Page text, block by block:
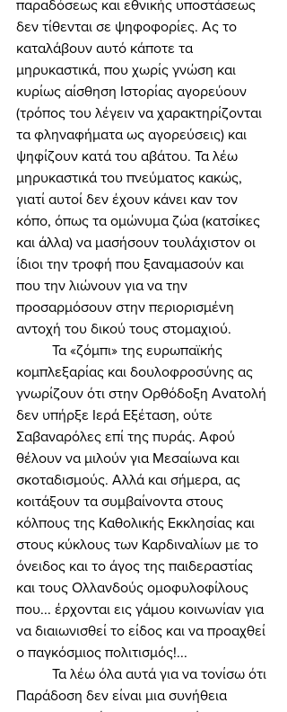
παραδόσεως και εθνικής υποστάσεως
δεν τίθενται σε ψηφοφορίες. Ας το
καταλάβουν αυτό κάποτε τα
μηρυκαστικά, που χωρίς γνώση και
κυρίως αίσθηση Ιστορίας αγορεύουν
(τρόπος του λέγειν να χαρακτηρίζονται
τα φληναφήματα ως αγορεύσεις) και
ψηφίζουν κατά του αβάτου. Τα λέω
μηρυκαστικά του πνεύματος κακώς,
γιατί αυτοί δεν έχουν κάνει καν τον
κόπο, όπως τα ομώνυμα ζώα (κατσίκες
και άλλα) να μασήσουν τουλάχιστον οι
ίδιοι την τροφή που ξαναμασούν και
που την λιώνουν για να την
προσαρμόσουν στην περιορισμένη
αντοχή του δικού τους στομαχιού.
κομπλεξαρίας και δουλοφροσύνης ας
γνωρίζουν ότι στην Ορθόδοξη Ανατολή
δεν υπήρξε Ιερά Εξέταση, ούτε
Σαβαναρόλες επί της πυράς. Αφού
θέλουν να μιλούν για Μεσαίωνα και
σκοταδισμούς. Αλλά και σήμερα, ας
κοιτάξουν τα συμβαίνοντα στους
κόλπους της Καθολικής Εκκλησίας και
στους κύκλους των Καρδιναλίων με το
όνειδος και το άγος της παιδεραστίας
και τους Ολλανδούς ομοφυλοφίλους
που... έρχονται εις γάμου κοινωνίαν για
να διαιωνισθεί το είδος και να προαχθεί
ο παγκόσμιος πολιτισμός!...
Παράδοση δεν είναι μια συνήθεια